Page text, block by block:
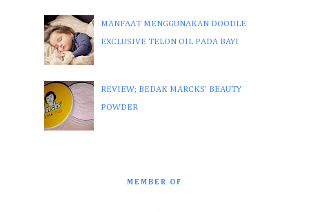
MANFAAT MENGGUNAKAN DOODLE
EXCLUSIVE TELON OIL PADA BAYI
REVIEW; BEDAK MARCKS' BEAUTY
POWDER
MEMBER OF